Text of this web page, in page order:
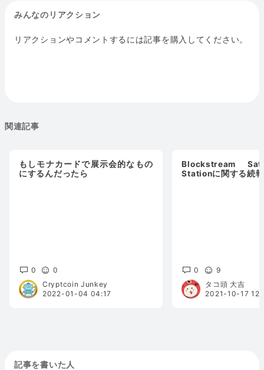
みんなのリアクション
リアクションやコメントするには記事を購入してください。
関連記事
もしモナカードで展示会的なもの
にするんだったら
0
0
Cryptcoin Junkey
2022-01-04 04:17
Blockstream
Stationに関する続
0
9
タコ頭 大吉
2021-10-17
記事を書いた人